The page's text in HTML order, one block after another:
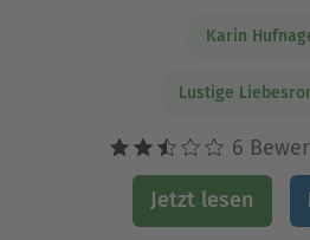
Karin
Lustige
6
Jetzt lesen